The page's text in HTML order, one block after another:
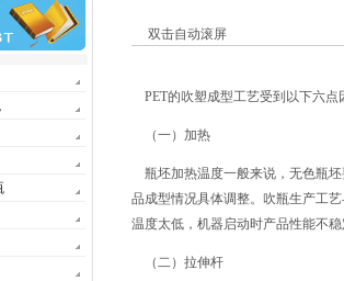
双击自动滚屏
PET的吹塑成型工艺受到以下六点
（一）加热
瓶坯加热温度一般来说，无色瓶
品成型情况具体调整。吹瓶生产工
温度太低，机器启动时产品性能不
（二）拉伸杆